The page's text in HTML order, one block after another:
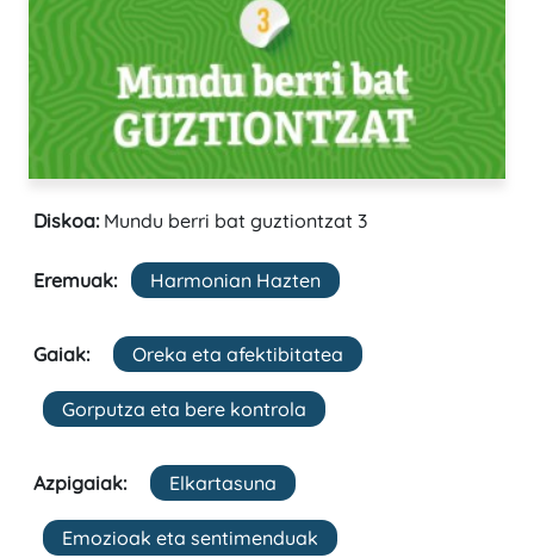
Diskoa:Mundu berri bat guztiontzat 3
Eremuak: Harmonian Hazten
Gaiak: Oreka eta afektibitatea
Gorputza eta bere kontrola
Azpigaiak: Elkartasuna
Emozioak eta sentimenduak